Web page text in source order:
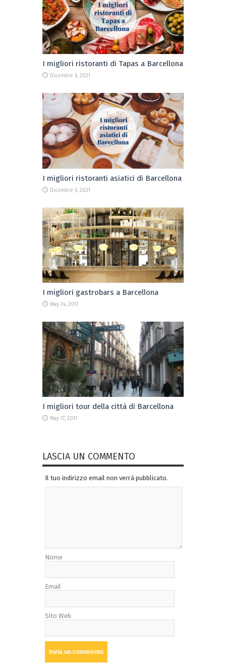
I migliori ristoranti di Tapas a Barcellona
Dicembre 6, 2021
I migliori ristoranti asiatici di Barcellona
Dicembre 6, 2021
I migliori gastrobars a Barcellona
May 24, 2017
I migliori tour della città di Barcellona
May 17, 2017
LASCIA UN COMMENTO
Il tuo indirizzo email non verrà pubblicato.
Nome
Email
Sito Web